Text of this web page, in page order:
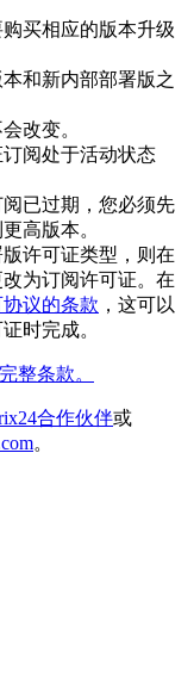
买相应的版本升级
和新内部部署版之
改变。
阅处于活动状态
已过期，您必须先
高版本。
许可证类型，则在
为订阅许可证。在
议的条款 ，这可以
时完成。
整条款。
合作伙伴或
。